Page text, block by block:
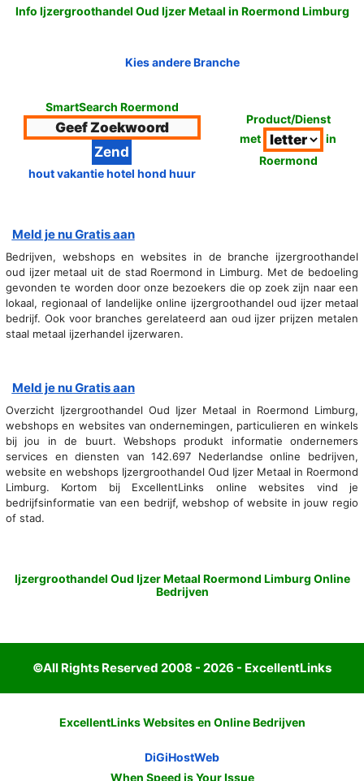
Info Ijzergroothandel Oud Ijzer Metaal in Roermond Limburg
Kies andere Branche
SmartSearch Roermond
hout vakantie hotel hond huur
Product/Dienst
met
in
Roermond
Meld je nu Gratis aan
Bedrijven, webshops en websites in de branche ijzergroothandel
oud ijzer metaal uit de stad Roermond in Limburg. Met de bedoeling
gevonden te worden door onze bezoekers die op zoek zijn naar een
lokaal, regionaal of landelijke online ijzergroothandel oud ijzer metaal
bedrijf. Ook voor branches gerelateerd aan oud ijzer prijzen metalen
staal metaal ijzerhandel ijzerwaren.
Meld je nu Gratis aan
Overzicht Ijzergroothandel Oud Ijzer Metaal in Roermond Limburg,
webshops en websites van ondernemingen, particulieren en winkels
bij jou in de buurt. Webshops produkt informatie ondernemers
services en diensten van 142.697 Nederlandse online bedrijven,
website en webshops Ijzergroothandel Oud Ijzer Metaal in Roermond
Limburg. Kortom bij ExcellentLinks online websites vind je
bedrijfsinformatie van een bedrijf, webshop of website in jouw regio
of stad.
Ijzergroothandel Oud Ijzer Metaal Roermond Limburg Online
Bedrijven
©All Rights Reserved 2008 - 2026 - ExcellentLinks
ExcellentLinks Websites en Online Bedrijven
DiGiHostWeb
When Speed is Your Issue